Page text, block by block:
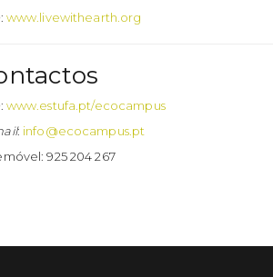
: www.livewithearth.org
: www.estufa.pt/ecocampus
: info@ecocampus.pt
925 204 267